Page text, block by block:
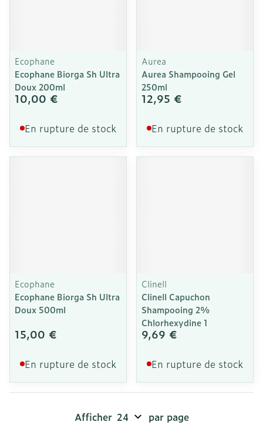
Ecophane
Ecophane Biorga Sh Ultra
Doux 200ml
10,00 €
En rupture de stock
Aurea
Aurea Shampooing Gel
250ml
12,95 €
En rupture de stock
Ecophane
Ecophane Biorga Sh Ultra
Doux 500ml
15,00 €
En rupture de stock
Clinell
Clinell Capuchon
Shampooing 2%
Chlorhexydine 1
9,69 €
En rupture de stock
Afficher par page